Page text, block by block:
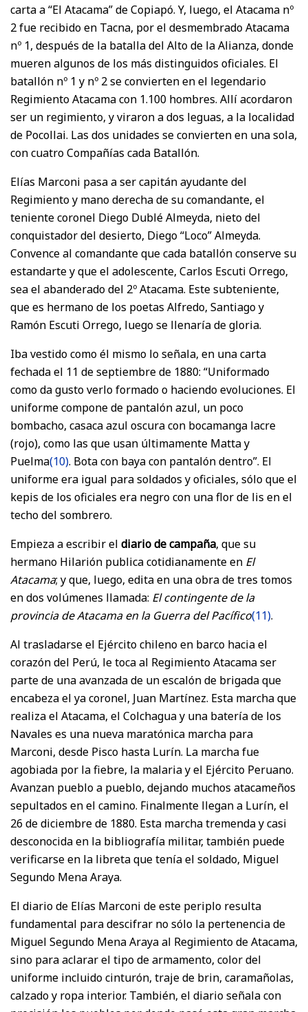
carta a “El Atacama” de Copiapó. Y, luego, el Atacama nº
2 fue recibido en Tacna, por el desmembrado Atacama
nº 1, después de la batalla del Alto de la Alianza, donde
mueren algunos de los más distinguidos oficiales. El
batallón nº 1 y nº 2 se convierten en el legendario
Regimiento Atacama con 1.100 hombres. Allí acordaron
ser un regimiento, y viraron a dos leguas, a la localidad
de Pocollai. Las dos unidades se convierten en una sola,
con cuatro Compañías cada Batallón.
Elías Marconi pasa a ser capitán ayudante del
Regimiento y mano derecha de su comandante, el
teniente coronel Diego Dublé Almeyda, nieto del
conquistador del desierto, Diego “Loco” Almeyda.
Convence al comandante que cada batallón conserve su
estandarte y que el adolescente, Carlos Escuti Orrego,
sea el abanderado del 2º Atacama. Este subteniente,
que es hermano de los poetas Alfredo, Santiago y
Ramón Escuti Orrego, luego se llenaría de gloria.
Iba vestido como él mismo lo señala, en una carta
fechada el 11 de septiembre de 1880: “Uniformado
como da gusto verlo formado o haciendo evoluciones. El
uniforme compone de pantalón azul, un poco
bombacho, casaca azul oscura con bocamanga lacre
(rojo), como las que usan últimamente Matta y
Puelma(10). Bota con baya con pantalón dentro”. El
uniforme era igual para soldados y oficiales, sólo que el
kepis de los oficiales era negro con una flor de lis en el
techo del sombrero.
Empieza a escribir el diario de campaña, que su
hermano Hilarión publica cotidianamente en El
Atacama; y que, luego, edita en una obra de tres tomos
en dos volúmenes llamada: El contingente de la
provincia de Atacama en la Guerra del Pacífico(11).
Al trasladarse el Ejército chileno en barco hacia el
corazón del Perú, le toca al Regimiento Atacama ser
parte de una avanzada de un escalón de brigada que
encabeza el ya coronel, Juan Martínez. Esta marcha que
realiza el Atacama, el Colchagua y una batería de los
Navales es una nueva maratónica marcha para
Marconi, desde Pisco hasta Lurín. La marcha fue
agobiada por la fiebre, la malaria y el Ejército Peruano.
Avanzan pueblo a pueblo, dejando muchos atacameños
sepultados en el camino. Finalmente llegan a Lurín, el
26 de diciembre de 1880. Esta marcha tremenda y casi
desconocida en la bibliografía militar, también puede
verificarse en la libreta que tenía el soldado, Miguel
Segundo Mena Araya.
El diario de Elías Marconi de este periplo resulta
fundamental para descifrar no sólo la pertenencia de
Miguel Segundo Mena Araya al Regimiento de Atacama,
sino para aclarar el tipo de armamento, color del
uniforme incluido cinturón, traje de brin, caramañolas,
calzado y ropa interior. También, el diario señala con